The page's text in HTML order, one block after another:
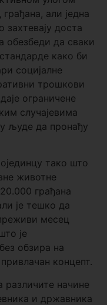
али једна
захтевају доста
обезбеди да сваки
како би
социјалне
трошкови
ограничене
случајевима
људе да пронађу
тако што
животне
грађана
је тешко да
месец
је
обзира на
привлачан концепт.
начине
и државника